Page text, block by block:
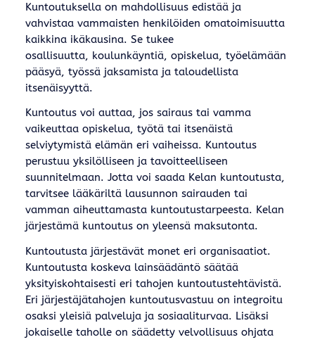
Kuntoutuksella on mahdollisuus edistää ja
vahvistaa vammaisten henkilöiden omatoimisuutta
kaikkina ikäkausina. Se tukee
osallisuutta, koulunkäyntiä, opiskelua, työelämään
pääsyä, työssä jaksamista ja taloudellista
itsenäisyyttä.
Kuntoutus voi auttaa, jos sairaus tai vamma
vaikeuttaa opiskelua, työtä tai itsenäistä
selviytymistä elämän eri vaiheissa. Kuntoutus
perustuu yksilölliseen ja tavoitteelliseen
suunnitelmaan. Jotta voi saada Kelan kuntoutusta,
tarvitsee lääkäriltä lausunnon sairauden tai
vamman aiheuttamasta kuntoutustarpeesta. Kelan
järjestämä kuntoutus on yleensä maksutonta.
Kuntoutusta järjestävät monet eri organisaatiot.
Kuntou­tusta koskeva lainsäädäntö säätää
yksityiskohtaisesti eri tahojen kuntou­tustehtävistä.
Eri järjestäjätahojen kuntoutusvastuu on integroitu
osaksi yleisiä palveluja ja sosiaaliturvaa. Lisäksi
jokaiselle taholle on säädetty velvollisuus ohjata